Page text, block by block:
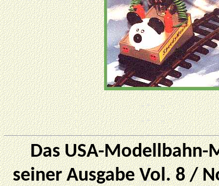
Das USA-Modellbahn-
seiner Ausgabe Vol. 8 /